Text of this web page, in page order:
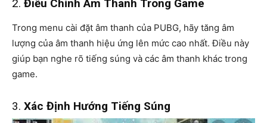
2. Điều Chỉnh Âm Thanh Trong Game
Trong menu cài đặt âm thanh của PUBG, hãy tăng âm
lượng của âm thanh hiệu ứng lên mức cao nhất. Điều này
giúp bạn nghe rõ tiếng súng và các âm thanh khác trong
game.
3. Xác Định Hướng Tiếng Súng